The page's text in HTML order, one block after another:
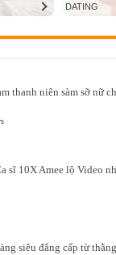
thanh niên sàm sỡ nữ
sĩ 10X Amee lộ Video
siêu đẳng cấp từ